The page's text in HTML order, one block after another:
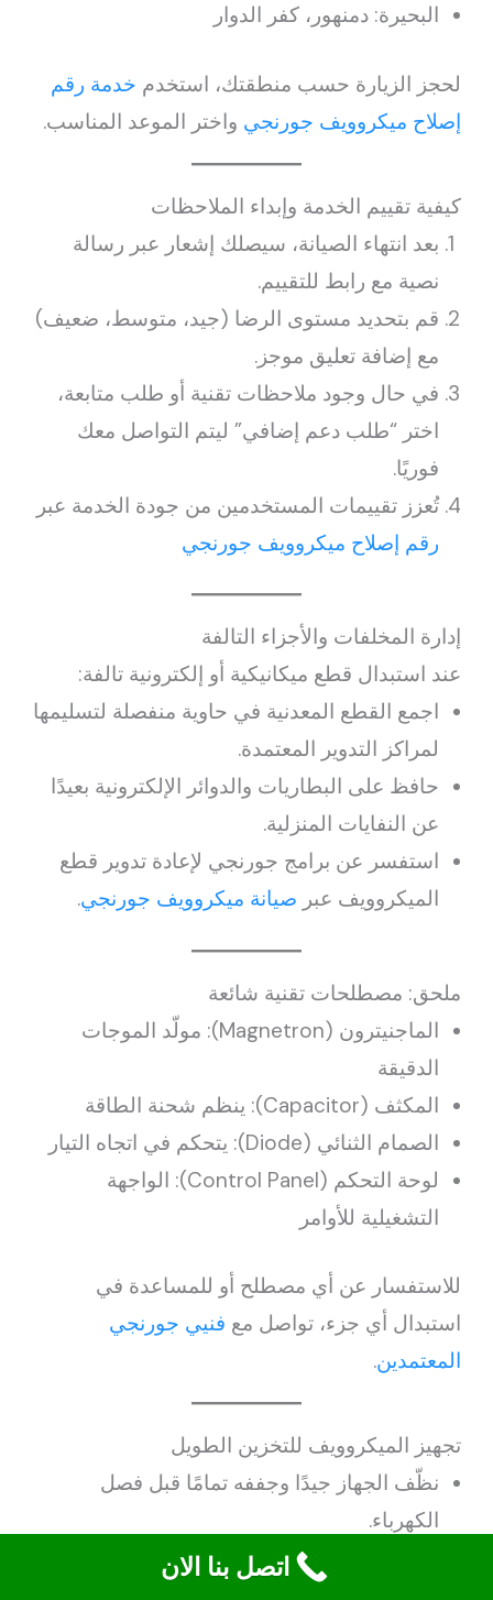
البحيرة: دمنهور، كفر الدوار
لحجز الزيارة حسب منطقتك، استخدم خدمة رقم
إصلاح ميكروويف جورنجي واختر الموعد المناسب.
كيفية تقييم الخدمة وإبداء الملاحظات
بعد انتهاء الصيانة، سيصلك إشعار عبر رسالة
نصية مع رابط للتقييم.
قم بتحديد مستوى الرضا (جيد، متوسط، ضعيف)
مع إضافة تعليق موجز.
في حال وجود ملاحظات تقنية أو طلب متابعة،
اختر “طلب دعم إضافي” ليتم التواصل معك
فوريًا.
تُعزز تقييمات المستخدمين من جودة الخدمة عبر
رقم إصلاح ميكروويف جورنجي
إدارة المخلفات والأجزاء التالفة
عند استبدال قطع ميكانيكية أو إلكترونية تالفة:
اجمع القطع المعدنية في حاوية منفصلة لتسليمها
لمراكز التدوير المعتمدة.
حافظ على البطاريات والدوائر الإلكترونية بعيدًا
عن النفايات المنزلية.
استفسر عن برامج جورنجي لإعادة تدوير قطع
الميكروويف عبر صيانة ميكروويف جورنجي.
ملحق: مصطلحات تقنية شائعة
الماجنيترون (Magnetron): مولّد الموجات
الدقيقة
المكثف (Capacitor): ينظم شحنة الطاقة
الصمام الثنائي (Diode): يتحكم في اتجاه التيار
لوحة التحكم (Control Panel): الواجهة
التشغيلية للأوامر
للاستفسار عن أي مصطلح أو للمساعدة في
استبدال أي جزء، تواصل مع فنيي جورنجي
المعتمدين.
تجهيز الميكروويف للتخزين الطويل
نظّف الجهاز جيدًا وجففه تمامًا قبل فصل
الكهرباء.
احتفظ بالباب مفتوحًا جزئيًا لمنع تكوّن الروائح
اتصل بنا الان